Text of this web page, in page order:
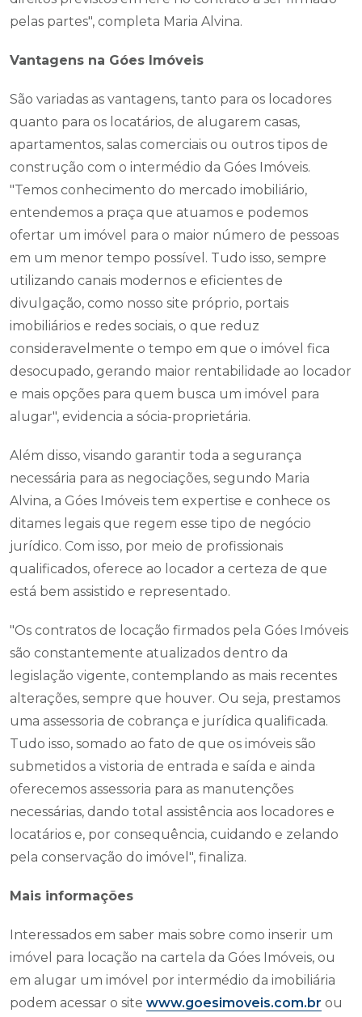
pelas partes", completa Maria Alvina.
Vantagens na Góes Imóveis
São variadas as vantagens, tanto para os locadores
quanto para os locatários, de alugarem casas,
apartamentos, salas comerciais ou outros tipos de
construção com o intermédio da Góes Imóveis.
"Temos conhecimento do mercado imobiliário,
entendemos a praça que atuamos e podemos
ofertar um imóvel para o maior número de pessoas
em um menor tempo possível. Tudo isso, sempre
utilizando canais modernos e eficientes de
divulgação, como nosso site próprio, portais
imobiliários e redes sociais, o que reduz
consideravelmente o tempo em que o imóvel fica
desocupado, gerando maior rentabilidade ao locador
e mais opções para quem busca um imóvel para
alugar", evidencia a sócia-proprietária.
Além disso, visando garantir toda a segurança
necessária para as negociações, segundo Maria
Alvina, a Góes Imóveis tem expertise e conhece os
ditames legais que regem esse tipo de negócio
jurídico. Com isso, por meio de profissionais
qualificados, oferece ao locador a certeza de que
está bem assistido e representado.
"Os contratos de locação firmados pela Góes Imóveis
são constantemente atualizados dentro da
legislação vigente, contemplando as mais recentes
alterações, sempre que houver. Ou seja, prestamos
uma assessoria de cobrança e jurídica qualificada.
Tudo isso, somado ao fato de que os imóveis são
submetidos a vistoria de entrada e saída e ainda
oferecemos assessoria para as manutenções
necessárias, dando total assistência aos locadores e
locatários e, por consequência, cuidando e zelando
pela conservação do imóvel", finaliza.
Mais informações
Interessados em saber mais sobre como inserir um
imóvel para locação na cartela da Góes Imóveis, ou
em alugar um imóvel por intermédio da imobiliária
podem acessar o site www.goesimoveis.com.br ou